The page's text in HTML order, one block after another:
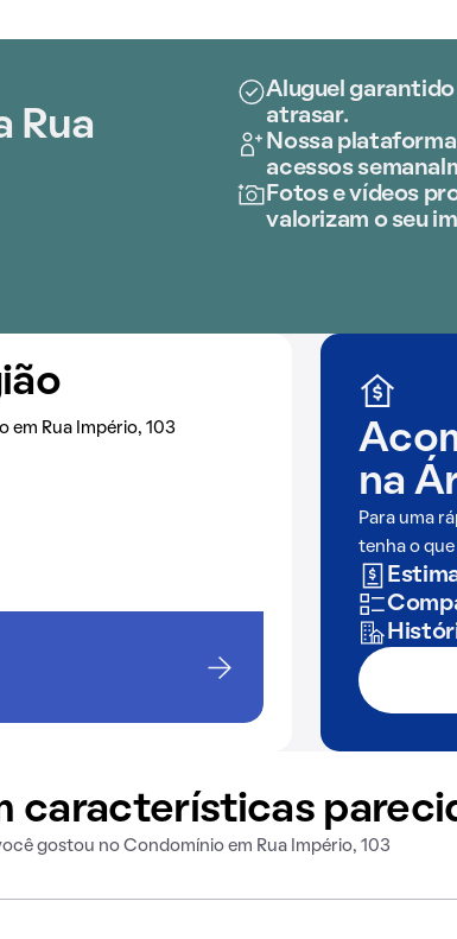
Rua
Aluguel
atrasar.
Nossa
acessos
Fotos e vídeos
valorizam o seu
em Rua Império, 103
na
Para uma
tenha o
características
gostou no Condomínio em Rua Império, 103